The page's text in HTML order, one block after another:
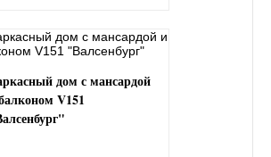
дом с мансардой
V151